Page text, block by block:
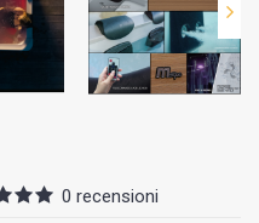
0 recensioni